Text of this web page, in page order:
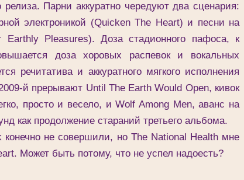
Парни аккуратно чередуют два сценария:
электроникой (Quicken The Heart) и песни на
Earthly Pleasures). Доза стадионного пафоса, к
доза хоровых распевок и вокальных
речитатива и аккуратного мягкого исполнения
й прерывают Until The Earth Would Open, кивок
просто и весело, и Wolf Among Men, аванс на
как продолжение стараний третьего альбома.
не совершили, но The National Health мне
Может быть потому, что не успел надоесть?